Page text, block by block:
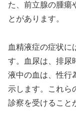
た、前立腺の腫瘍
とがあります。
血精液症の症状に
す。血尿は、排尿
液中の血は、性行
示します。これら
診察を受けること